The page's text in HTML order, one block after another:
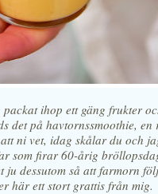
ihop ett gäng frukter
det på havtornssmoothie, en
ni vet, idag skålar du och
som firar 60-årig
ju dessutom så att farmorn
här ett stort grattis från mig.